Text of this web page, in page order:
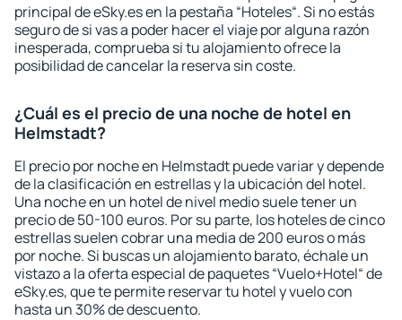
principal de eSky.es en la pestaña “Hoteles“. Si no estás
seguro de si vas a poder hacer el viaje por alguna razón
inesperada, comprueba si tu alojamiento ofrece la
posibilidad de cancelar la reserva sin coste.
¿Cuál es el precio de una noche de hotel en
Helmstadt?
El precio por noche en Helmstadt puede variar y depende
de la clasificación en estrellas y la ubicación del hotel.
Una noche en un hotel de nivel medio suele tener un
precio de 50-100 euros. Por su parte, los hoteles de cinco
estrellas suelen cobrar una media de 200 euros o más
por noche. Si buscas un alojamiento barato, échale un
vistazo a la oferta especial de paquetes “Vuelo+Hotel“ de
eSky.es, que te permite reservar tu hotel y vuelo con
hasta un 30% de descuento.